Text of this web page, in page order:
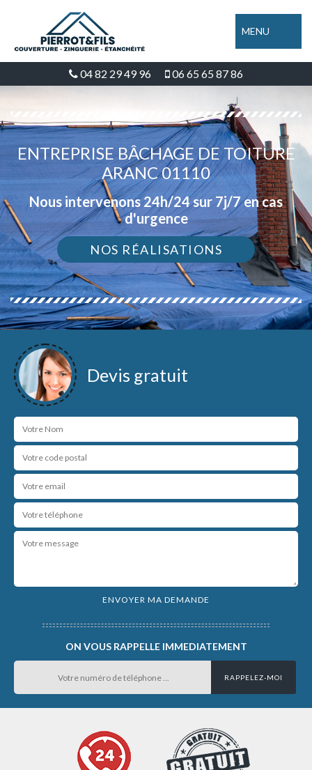
MENU
04 82 29 49 96 06 65 65 87 86
ENTREPRISE BÂCHAGE DE TOITURE
ARANC 01110
Nous intervenons 24h/24 sur 7j/7 en cas
d'urgence
NOS RÉALISATIONS
Devis gratuit
ON VOUS RAPPELLE IMMEDIATEMENT